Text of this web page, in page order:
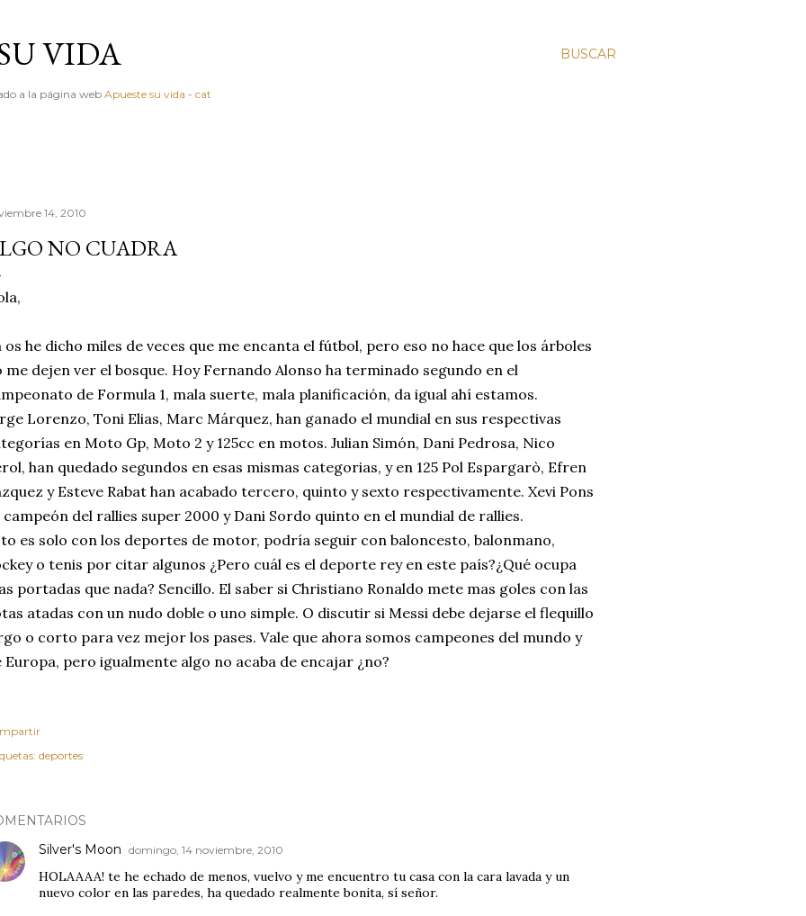
BUSCAR
VIDA
a la página web Apueste su vida - cat
14, 2010
NO CUADRA
os he dicho miles de veces que me encanta el fútbol, pero eso no hace que los árboles
me dejen ver el bosque. Hoy Fernando Alonso ha terminado segundo en el
de Formula 1, mala suerte, mala planificación, da igual ahí estamos.
Lorenzo, Toni Elias, Marc Márquez, han ganado el mundial en sus respectivas
en Moto Gp, Moto 2 y 125cc en motos. Julian Simón, Dani Pedrosa, Nico
han quedado segundos en esas mismas categorias, y en 125 Pol Espargarò, Efren
y Esteve Rabat han acabado tercero, quinto y sexto respectivamente. Xevi Pons
campeón del rallies super 2000 y Dani Sordo quinto en el mundial de rallies.
es solo con los deportes de motor, podría seguir con baloncesto, balonmano,
o tenis por citar algunos ¿Pero cuál es el deporte rey en este país?¿Qué ocupa
portadas que nada? Sencillo. El saber si Christiano Ronaldo mete mas goles con las
atadas con un nudo doble o uno simple. O discutir si Messi debe dejarse el flequillo
o corto para vez mejor los pases. Vale que ahora somos campeones del mundo y
Europa, pero igualmente algo no acaba de encajar ¿no?
deportes
Silver's Moon domingo, 14 noviembre, 2010
HOLAAAA! te he echado de menos, vuelvo y me encuentro tu casa con la cara lavada y un
nuevo color en las paredes, ha quedado realmente bonita, sí señor.